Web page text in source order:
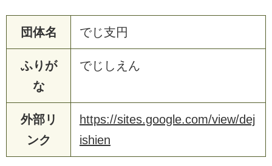
団体名 でじ支円
ふりが
な
でじしえん
外部リ
ンク
https://sites.google.com/view/dej
ishien